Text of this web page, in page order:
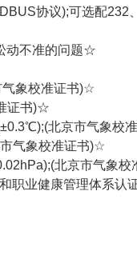
协议);可选配232
动不准的问题☆
象校准证书)☆
证书)☆
北京市气象校
气象校准证书)☆
北京市气象校
职业健康管理体系认